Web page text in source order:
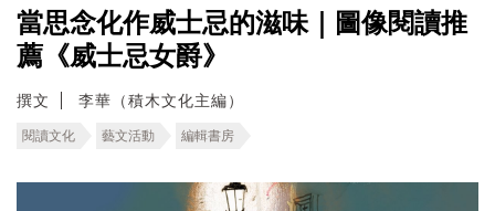
當思念化作威士忌的滋味｜圖像閱讀推
薦《威士忌女爵》
撰文 李華（積木文化主編）
閱讀文化 藝文活動 編輯書房